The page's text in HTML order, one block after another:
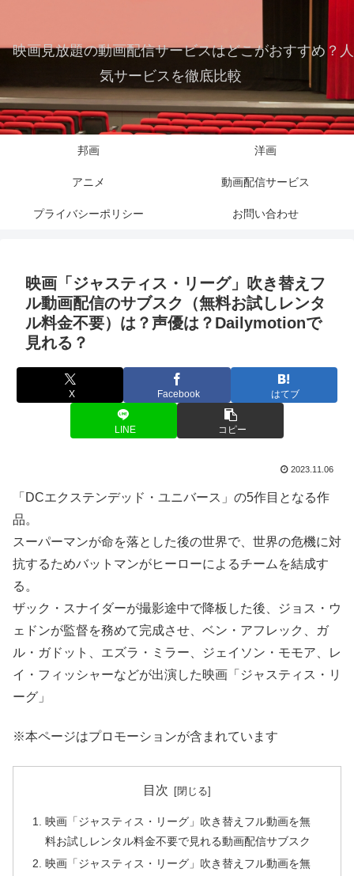
映画見放題の動画配信サービスはどこがおすすめ？人
気サービスを徹底比較
邦画 洋画
アニメ 動画配信サービス
プライバシーポリシー お問い合わせ
映画「ジャスティス・リーグ」吹き替えフ
ル動画配信のサブスク（無料お試しレンタ
ル料金不要）は？声優は？Dailymotionで
見れる？
X Facebook はてブ
LINE コピー
2023.11.06
「DCエクステンデッド・ユニバース」の5作目となる作
品。
スーパーマンが命を落とした後の世界で、世界の危機に対
抗するためバットマンがヒーローによるチームを結成す
る。
ザック・スナイダーが撮影途中で降板した後、ジョス・ウ
ェドンが監督を務めて完成させ、ベン・アフレック、ガ
ル・ガドット、エズラ・ミラー、ジェイソン・モモア、レ
イ・フィッシャーなどが出演した映画「ジャスティス・リ
ーグ」
※本ページはプロモーションが含まれています
目次
映画「ジャスティス・リーグ」吹き替えフル動画を無
料お試しレンタル料金不要で見れる動画配信サブスク
映画「ジャスティス・リーグ」吹き替えフル動画を無